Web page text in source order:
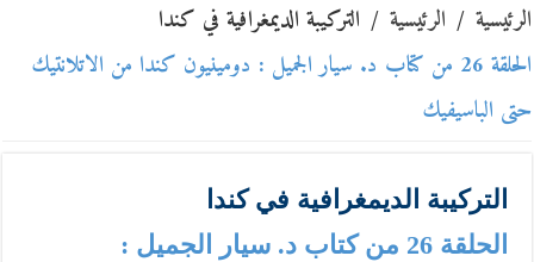
الرئيسية / الرئيسية / التركيبة الديمغرافية في كندا
الحلقة 26 من كتاب د. سيار الجميل : دومينيون كندا من الاتلانتيك
حتى الباسيفيك
التركيبة الديمغرافية في كندا
الحلقة 26 من كتاب د. سيار الجميل :